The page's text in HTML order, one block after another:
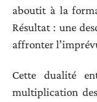
aboutit à la
Résultat : une
affronter
Cette dualité
multiplication